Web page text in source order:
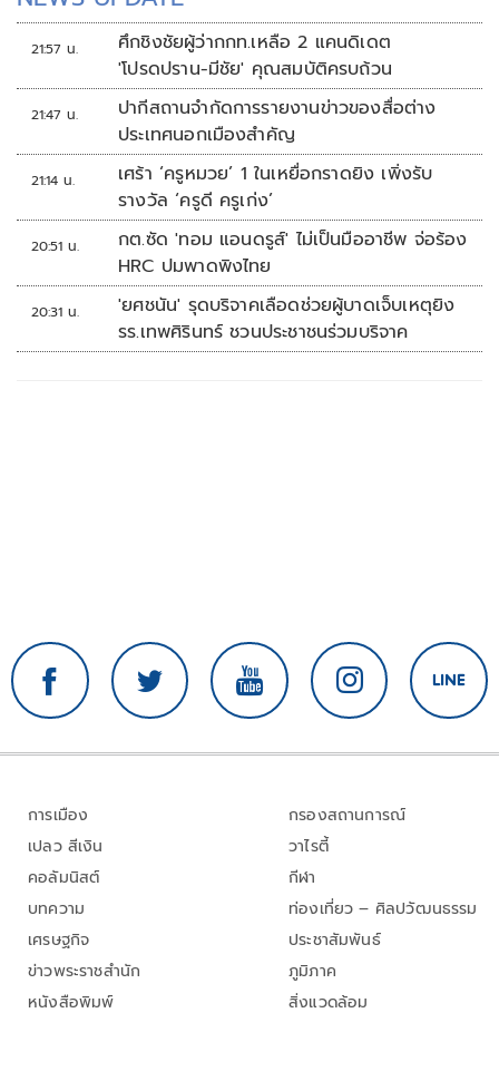
21:57 น.
ศึกชิงชัยผู้ว่ากกท.เหลือ 2 แคนดิเดต
'โปรดปราน-มีชัย' คุณสมบัติครบถ้วน
21:47 น.
ปากีสถานจำกัดการรายงานข่าวของสื่อต่าง
ประเทศนอกเมืองสำคัญ
21:14 น.
เศร้า ‘ครูหมวย’ 1 ในเหยื่อกราดยิง เพิ่งรับ
รางวัล ‘ครูดี ครูเก่ง’
20:51 น.
กต.ซัด 'ทอม แอนดรูส์' ไม่เป็นมืออาชีพ จ่อร้อง
HRC ปมพาดพิงไทย
20:31 น.
'ยศชนัน' รุดบริจาคเลือดช่วยผู้บาดเจ็บเหตุยิง
รร.เทพศิรินทร์ ชวนประชาชนร่วมบริจาค
การเมือง
เปลว สีเงิน
คอลัมนิสต์
บทความ
เศรษฐกิจ
ข่าวพระราชสำนัก
หนังสือพิมพ์
กรองสถานการณ์
วาไรตี้
กีฬา
ท่องเที่ยว – ศิลปวัฒนธรรม
ประชาสัมพันธ์
ภูมิภาค
สิ่งแวดล้อม